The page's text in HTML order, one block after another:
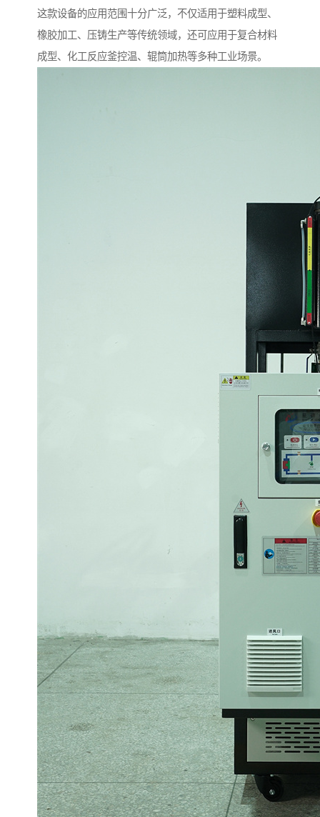
这款设备的应用范围十分广泛，不仅适用于塑料成型、
橡胶加工、压铸生产等传统领域，还可应用于复合材料
成型、化工反应釜控温、辊筒加热等多种工业场景。